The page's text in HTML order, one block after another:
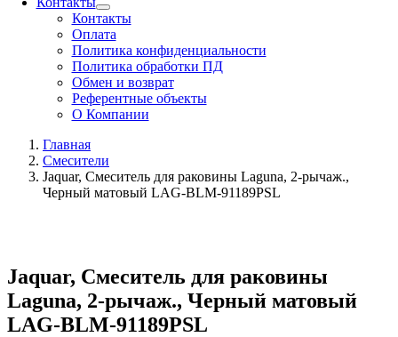
Контакты
Оплата
Политика конфиденциальности
Политика обработки ПД
Обмен и возврат
Референтные объекты
О Компании
Главная
Смесители
Jaquar, Смеситель для раковины Laguna, 2-рычаж.,
Черный матовый LAG-BLM-91189PSL
Jaquar, Смеситель для раковины
Laguna, 2-рычаж., Черный матовый
LAG-BLM-91189PSL